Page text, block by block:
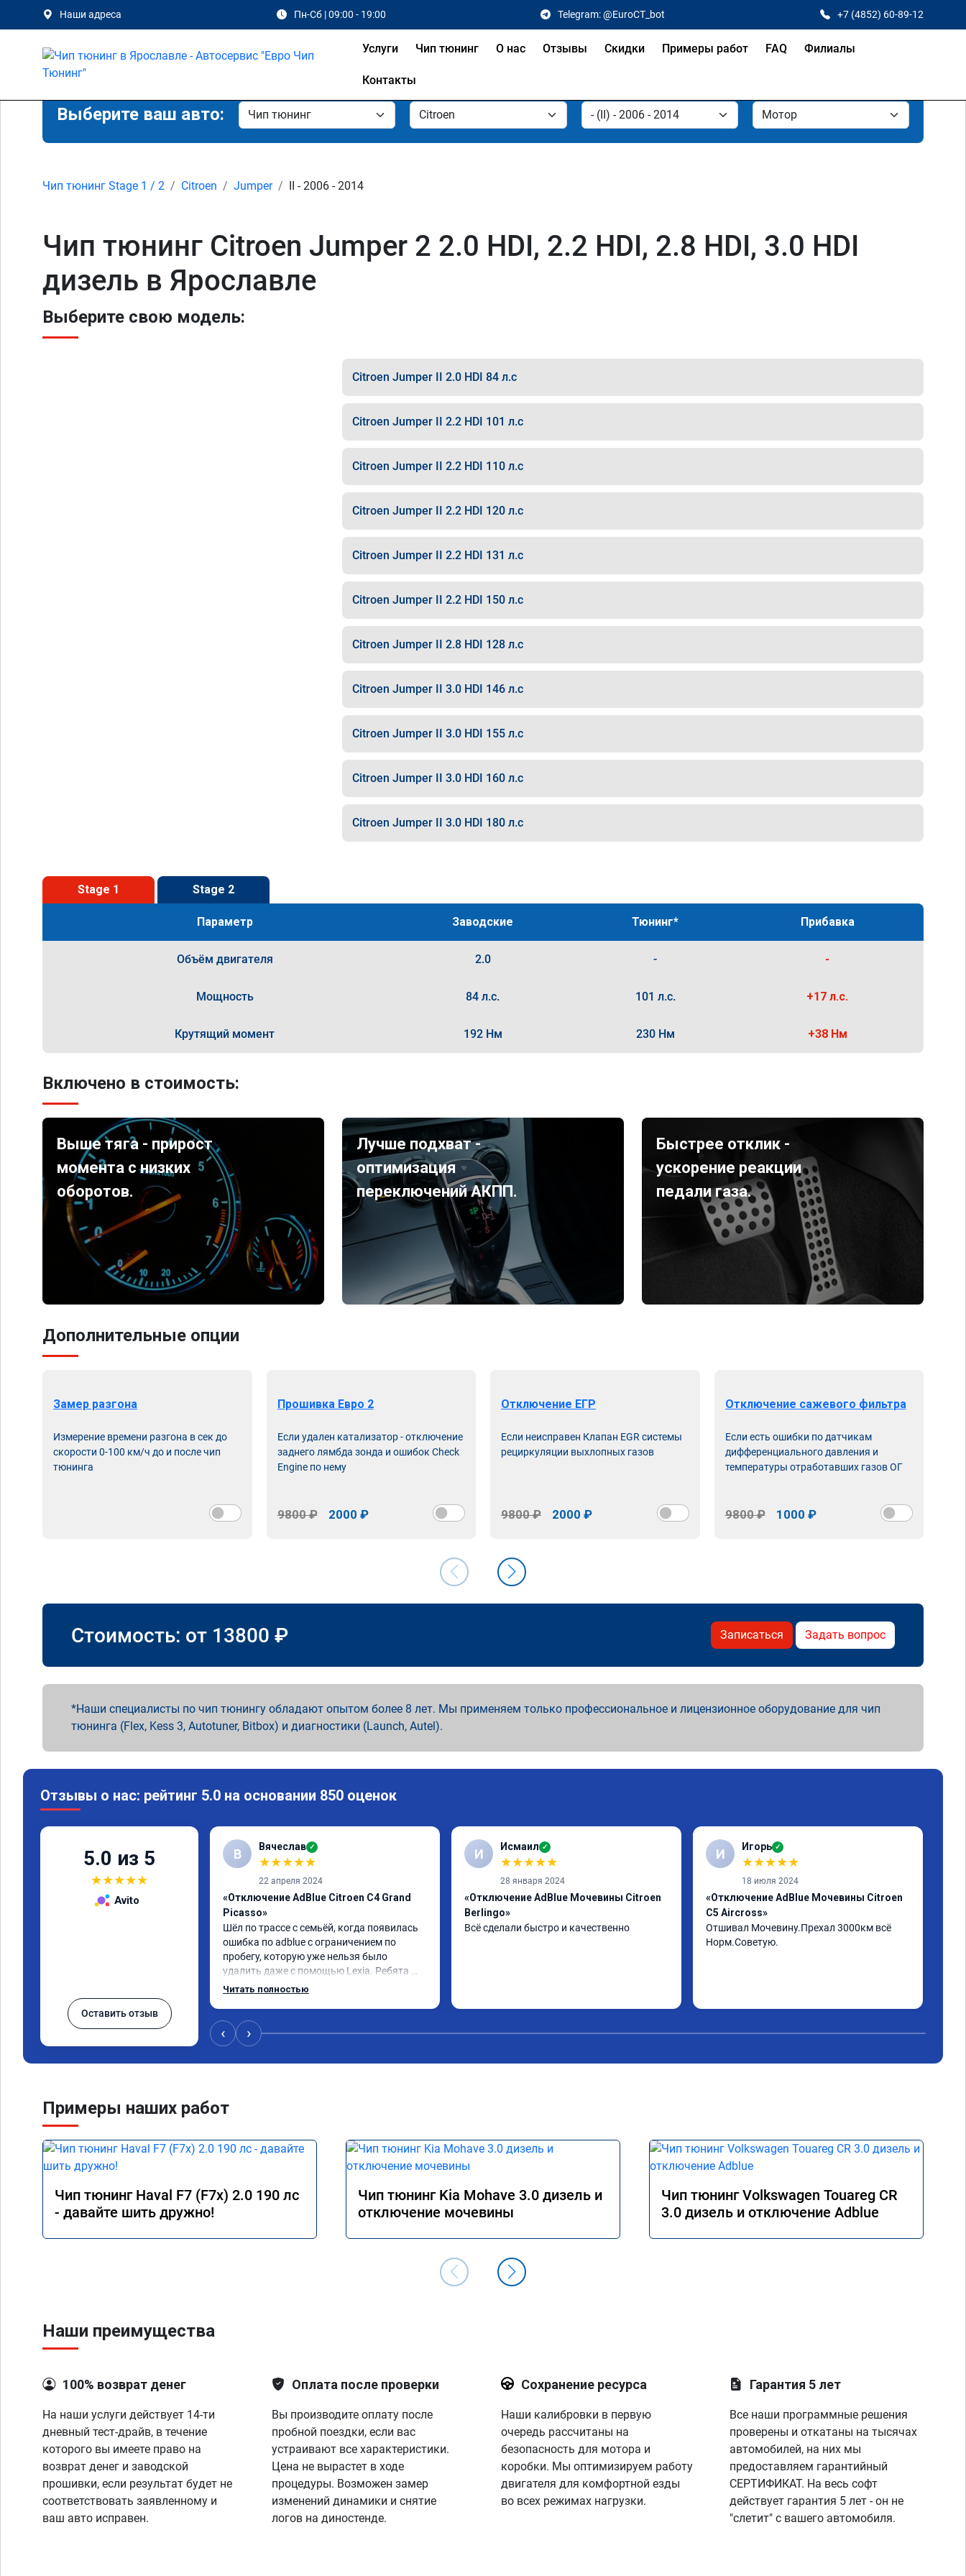
Наши адреса Пн-Сб | 09:00 - 19:00 Telegram: @EuroCT_bot +7 (4852) 60-89-12
Услуги Чип тюнинг О нас Отзывы Скидки Примеры работ FAQ Филиалы
Контакты
Выберите ваш авто:
Чип тюнинг Stage 1 / 2 Citroen Jumper II - 2006 - 2014
Чип тюнинг Citroen Jumper 2 2.0 HDI, 2.2 HDI, 2.8 HDI, 3.0 HDI
дизель в Ярославле
Выберите свою модель:
Citroen Jumper II 2.0 HDI 84 л.с
Citroen Jumper II 2.2 HDI 101 л.с
Citroen Jumper II 2.2 HDI 110 л.с
Citroen Jumper II 2.2 HDI 120 л.с
Citroen Jumper II 2.2 HDI 131 л.с
Citroen Jumper II 2.2 HDI 150 л.с
Citroen Jumper II 2.8 HDI 128 л.с
Citroen Jumper II 3.0 HDI 146 л.с
Citroen Jumper II 3.0 HDI 155 л.с
Citroen Jumper II 3.0 HDI 160 л.с
Citroen Jumper II 3.0 HDI 180 л.с
Stage 1 Stage 2
Параметр Заводские Тюнинг* Прибавка
Объём двигателя 2.0 - -
Мощность 84 л.с. 101 л.с. +17 л.с.
Крутящий момент 192 Нм 230 Нм +38 Нм
Включено в стоимость:
Выше тяга - прирост
момента с низких
оборотов.
Лучше подхват -
оптимизация
переключений АКПП.
Быстрее отклик -
ускорение реакции
педали газа.
Дополнительные опции
Замер разгона
Измерение времени разгона в сек до
скорости 0-100 км/ч до и после чип
тюнинга
Прошивка Евро 2
Если удален катализатор - отключение
заднего лямбда зонда и ошибок Check
Engine по нему
9800 ₽ 2000 ₽
Отключение ЕГР
Если неисправен Клапан EGR системы
рециркуляции выхлопных газов
9800 ₽ 2000 ₽
Отключение сажевого фильтра
Если есть ошибки по датчикам
дифференциального давления и
температуры отработавших газов ОГ
9800 ₽ 1000 ₽
Стоимость: от 13800 ₽ Записаться Задать вопрос
Наши специалисты по чип тюнингу обладают опытом более 8 лет. Мы применяем только профессиональное и лицензионное оборудование для чип
тюнинга (Flex, Kess 3, Autotuner, Bitbox) и диагностики (Launch, Autel).
Отзывы о нас: рейтинг 5.0 на основании 850 оценок
5.0 из 5
★★★★★
Avito
Оставить отзыв
В Вячеслав ✓
★★★★★
22 апреля 2024
«Отключение AdBlue Citroen C4 Grand
Picasso»
Шёл по трассе с семьёй, когда появилась
ошибка по adblue с ограничением по
пробегу, которую уже нельзя было
удалить даже с помощью Lexia. Ребята
пошли навстречу, оперативно приняли и
Читать полностью
И Исмаил ✓
★★★★★
28 января 2024
«Отключение AdBlue Мочевины Citroen
Berlingo»
Всё сделали быстро и качественно
И Игорь ✓
★★★★★
18 июля 2024
«Отключение AdBlue Мочевины Citroen
C5 Aircross»
Отшивал Мочевину.Прехал 3000км всё
Норм.Советую.
‹ ›
Примеры наших работ
Чип тюнинг Haval F7 (F7x) 2.0 190 лс
- давайте шить дружно!
Чип тюнинг Kia Mohave 3.0 дизель и
отключение мочевины
Чип тюнинг Volkswagen Touareg CR
3.0 дизель и отключение Adblue
Наши преимущества
100% возврат денег
На наши услуги действует 14-ти
дневный тест-драйв, в течение
которого вы имеете право на
возврат денег и заводской
прошивки, если результат будет не
соответствовать заявленному и
ваш авто исправен.
Оплата после проверки
Вы производите оплату после
пробной поездки, если вас
устраивают все характеристики.
Цена не вырастет в ходе
процедуры. Возможен замер
изменений динамики и снятие
логов на диностенде.
Сохранение ресурса
Наши калибровки в первую
очередь рассчитаны на
безопасность для мотора и
коробки. Мы оптимизируем работу
двигателя для комфортной езды
во всех режимах нагрузки.
Гарантия 5 лет
Все наши программные решения
проверены и откатаны на тысячах
автомобилей, на них мы
предоставляем гарантийный
СЕРТИФИКАТ. На весь софт
действует гарантия 5 лет - он не
"слетит" с вашего автомобиля.